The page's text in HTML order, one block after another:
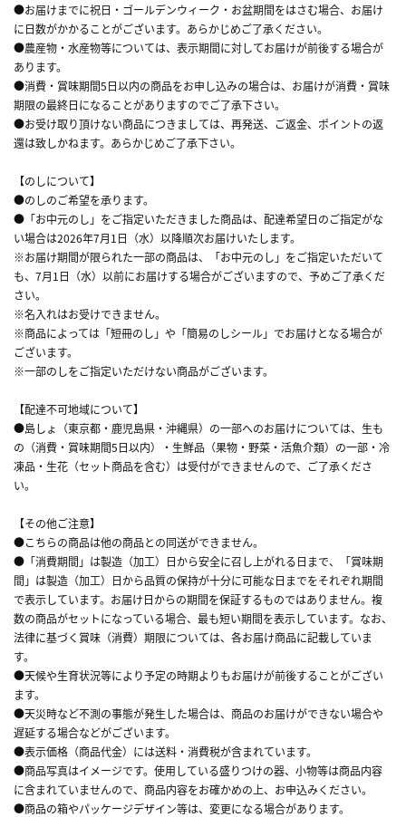
●お届けまでに祝日・ゴールデンウィーク・お盆期間をはさむ場合、お届け
に日数がかかることがございます。あらかじめご了承ください。
●農産物・水産物等については、表示期間に対してお届けが前後する場合が
あります。
●消費・賞味期間5日以内の商品をお申し込みの場合は、お届けが消費・賞味
期限の最終日になることがありますのでご了承下さい。
●お受け取り頂けない商品につきましては、再発送、ご返金、ポイントの返
還は致しかねます。あらかじめご了承下さい。
【のしについて】
●のしのご希望を承ります。
●「お中元のし」をご指定いただきました商品は、配達希望日のご指定がな
い場合は2026年7月1日（水）以降順次お届けいたします。
※お届け期間が限られた一部の商品は、「お中元のし」をご指定いただいて
も、7月1日（水）以前にお届けする場合がございますので、予めご了承くだ
さい。
※名入れはお受けできません。
※商品によっては「短冊のし」や「簡易のしシール」でお届けとなる場合が
ございます。
※一部のしをご指定いただけない商品がございます。
【配達不可地域について】
●島しょ（東京都・鹿児島県・沖縄県）の一部へのお届けについては、生も
の（消費・賞味期間5日以内）・生鮮品（果物・野菜・活魚介類）の一部・冷
凍品・生花（セット商品を含む）は受付ができませんので、ご了承くださ
い。
【その他ご注意】
●こちらの商品は他の商品との同送ができません。
●「消費期間」は製造（加工）日から安全に召し上がれる日まで、「賞味期
間」は製造（加工）日から品質の保持が十分に可能な日までをそれぞれ期間
で表示しています。お届け日からの期間を保証するものではありません。複
数の商品がセットになっている場合、最も短い期間を表示しています。なお、
法律に基づく賞味（消費）期限については、各お届け商品に記載していま
す。
●天候や生育状況等により予定の時期よりもお届けが前後することがござい
ます。
●天災時など不測の事態が発生した場合は、商品のお届けができない場合や
遅延する場合などがございます。
●表示価格（商品代金）には送料・消費税が含まれています。
●商品写真はイメージです。使用している盛りつけの器、小物等は商品内容
に含まれていませんので、商品内容をお確かめの上、お申込みください。
●商品の箱やパッケージデザイン等は、変更になる場合があります。